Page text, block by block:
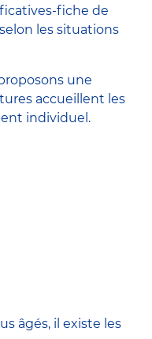
fiche de
les situations
une
accueillent les
individuel.
âgés, il existe les